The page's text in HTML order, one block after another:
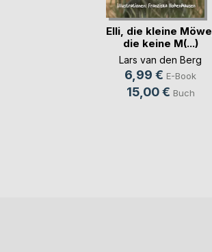
Elli, die kleine Möwe,
die keine M(...)
Lars van den Berg
6,99 € E-Book
15,00 € Buch